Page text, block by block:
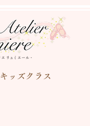
キッズクラス